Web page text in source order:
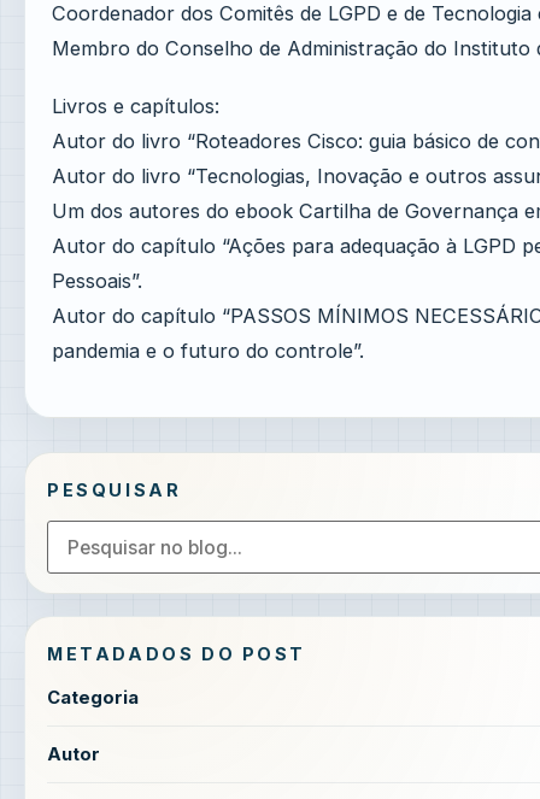
Coordenador dos Comitês de LGPD e de
Membro do Conselho de Administração do Instituto
Livros e capítulos:
Autor do livro “Roteadores Cisco: guia básico de
Autor do livro “Tecnologias, Inovação e outros
Um dos autores do ebook Cartilha de Governança
Autor do capítulo “Ações para adequação à LGPD
Pessoais”.
Autor do capítulo “PASSOS MÍNIMOS
pandemia e o futuro do controle”.
PESQUISAR
METADADOS DO POST
Categoria
Autor